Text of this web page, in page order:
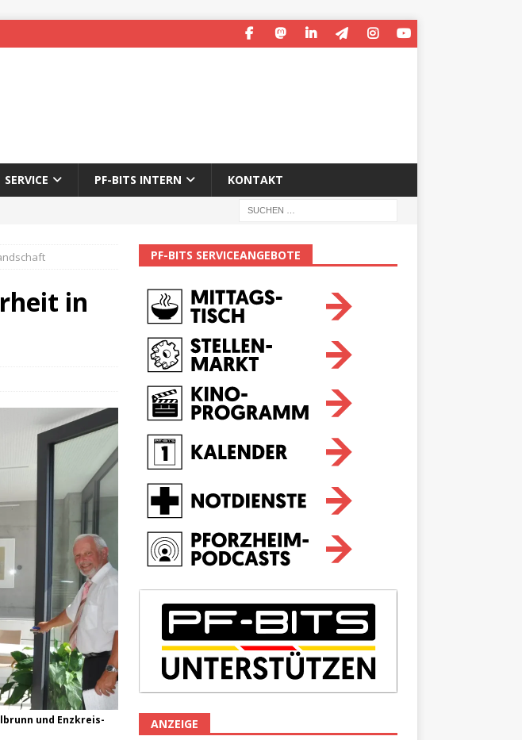
SERVICE PF-BITS INTERN KONTAKT
mehr
in
und Enzkreis-
PF-BITS SERVICEANGEBOTE
ANZEIGE